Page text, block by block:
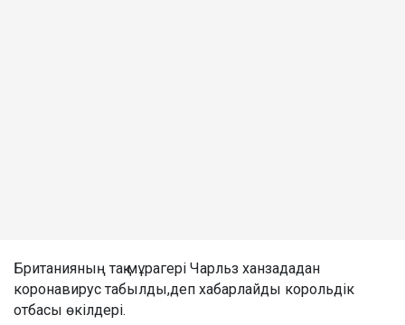
Британияның тақ мұрагері Чарльз ханзададан
коронавирус табылды,деп хабарлайды корольдік
отбасы өкілдері.